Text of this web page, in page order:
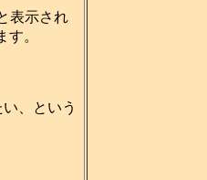
表示され
。
、という